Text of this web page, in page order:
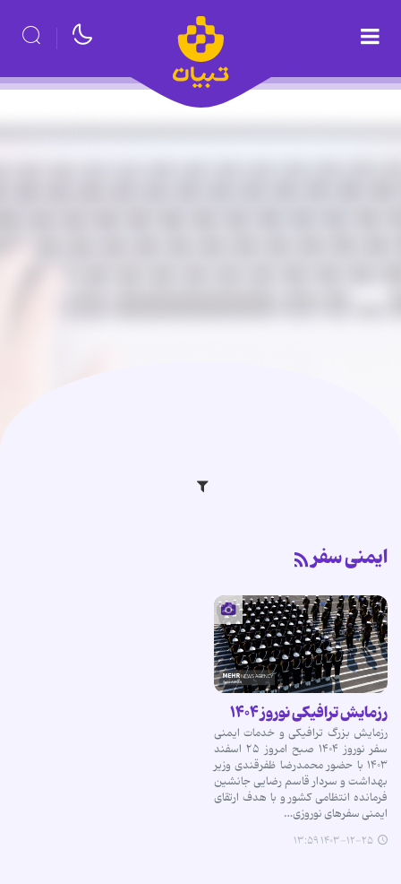
ایمنی سفر
رزمایش ترافیکی نوروز ۱۴۰۴
رزمایش بزرگ ترافیکی و خدمات ایمنی
سفر نوروز ۱۴۰۴ صبح امروز ۲۵ اسفند
۱۴۰۳ با حضور محمدرضا ظفرقندی وزیر
بهداشت و سردار قاسم رضایی جانشین
فرمانده انتظامی کشور و با هدف ارتقای
ایمنی سفرهای نوروزی…
۱۴۰۳-۱۲-۲۵ ۱۳:۵۹